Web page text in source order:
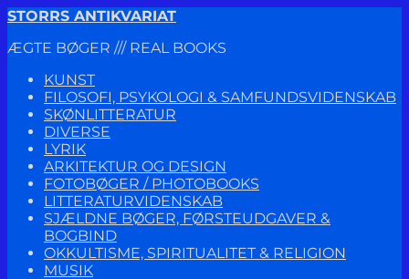
Spring
navigation
Spring
indhold
STORRS ANTIKVARIAT
ÆGTE BØGER /// REAL BOOKS
KUNST
FILOSOFI, PSYKOLOGI & SAMFUNDSVIDENSKAB
SKØNLITTERATUR
DIVERSE
LYRIK
ARKITEKTUR OG DESIGN
FOTOBØGER / PHOTOBOOKS
LITTERATURVIDENSKAB
SJÆLDNE BØGER, FØRSTEUDGAVER &
BOGBIND
OKKULTISME, SPIRITUALITET & RELIGION
MUSIK